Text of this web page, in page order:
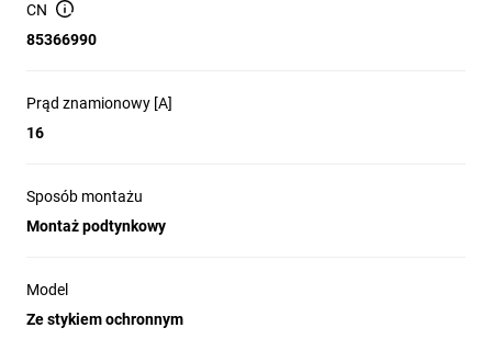
CN
85366990
Prąd znamionowy [A]
16
Sposób montażu
Montaż podtynkowy
Model
Ze stykiem ochronnym